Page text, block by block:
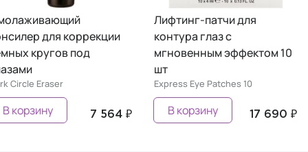
для коррекции
кругов под
Circle Eraser
7 564 ₽
В корзину
Лифтинг-патчи для
контура глаз с
мгновенным эффектом 10
шт
Express Eye Patches 10
17 690 ₽
В корзину